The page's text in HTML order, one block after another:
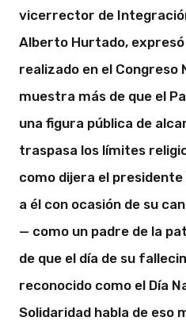
vicerrector de
Alberto Hurtado, expresó
realizado en el Congreso
muestra más de que el
una figura pública de
traspasa los límites
como dijera el
a él con ocasión de su
— como un padre de la
de que el día de su
reconocido como el Día
Solidaridad habla de eso